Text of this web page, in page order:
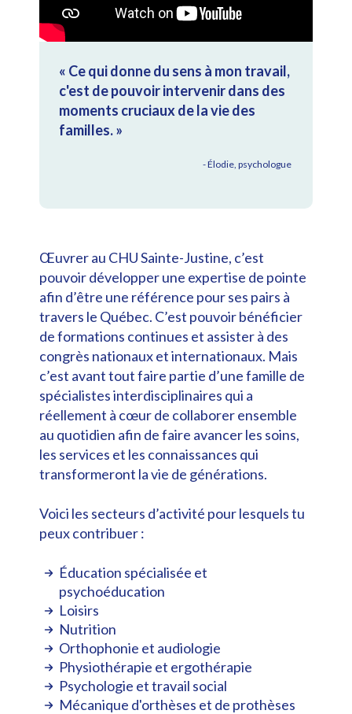
« Ce qui donne du sens à mon travail,
c'est de pouvoir intervenir dans des
moments cruciaux de la vie des
familles. »
- Élodie, psychologue
Œuvrer au CHU Sainte-Justine, c’est
pouvoir développer une expertise de pointe
afin d’être une référence pour ses pairs à
travers le Québec. C’est pouvoir bénéficier
de formations continues et assister à des
congrès nationaux et internationaux. Mais
c’est avant tout faire partie d’une famille de
spécialistes interdisciplinaires qui a
réellement à cœur de collaborer ensemble
au quotidien afin de faire avancer les soins,
les services et les connaissances qui
transformeront la vie de générations.
Voici les secteurs d’activité pour lesquels tu
peux contribuer :
Éducation spécialisée et
psychoéducation
Loisirs
Nutrition
Orthophonie et audiologie
Physiothérapie et ergothérapie
Psychologie et travail social
Mécanique d'orthèses et de prothèses